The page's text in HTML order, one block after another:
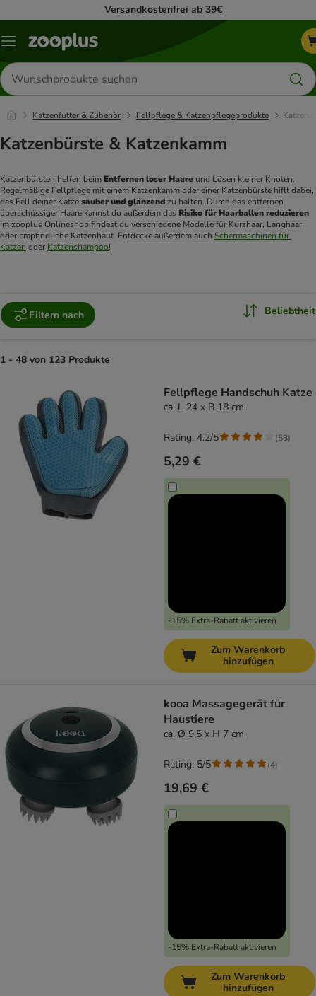
Versandkostenfrei ab 39€
Menü
Produkte
suchen
Katzenfutter & Zubehör Fellpflege & Katzenpflegeprodukte
Katzenbürste & Katzenkamm
Katzenbürsten helfen beim Entfernen loser Haare und Lösen kleiner Knoten.
Regelmäßige Fellpflege mit einem Katzenkamm oder einer Katzenbürste hiflt dabei,
das Fell deiner Katze sauber und glänzend zu halten. Durch das entfernen
überschüssiger Haare kannst du außerdem das Risiko für Haarballen reduzieren.
Im zooplus Onlineshop findest du verschiedene Modelle für Kurzhaar, Langhaar
oder empfindliche Katzenhaut. Entdecke außerdem auch Schermaschinen für
Katzen oder Katzenshampoo!
Filtern nach Beliebtheit
1 - 48 von 123 Produkte
Fellpflege Handschuh Katze
ca. L 24 x B 18 cm
5,29 €
-15% Extra-Rabatt aktivieren
Rating: 4.2/5 (53)
Zum Warenkorb
hinzufügen
kooa Massagegerät für
Haustiere
ca. Ø 9,5 x H 7 cm
19,69 €
-15% Extra-Rabatt aktivieren
Rating: 5/5 (4)
Zum Warenkorb
hinzufügen